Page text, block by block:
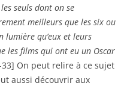
seuls dont on se
meilleurs que les six ou
qu’eux et leurs
les films qui ont eu un Oscar
33] On peut relire à ce sujet
aussi découvrir aux